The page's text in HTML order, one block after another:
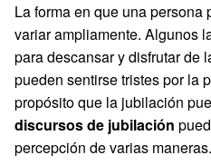
La forma en que una persona
variar ampliamente. Algunos
para descansar y disfrutar de
pueden sentirse tristes por la
propósito que la jubilación
discursos de jubilación
percepción de varias maneras.